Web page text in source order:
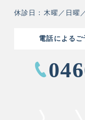
休診日：木曜／日曜
電話による